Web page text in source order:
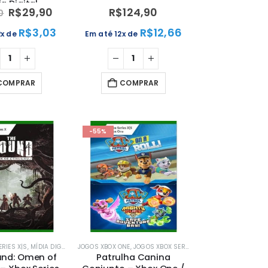
Digital
R$29,90
de R$3,03
R$124,90
Em até 12x de R$12,66
COMPRAR
,MÍDIA DIGITAL,XBOX
X|S, MÍDIA DIGITAL XBOX
Omen of
-55%
JOGOS XBOX ONE, JOGOS XBOX SERIES X|S
Patrulha Canina